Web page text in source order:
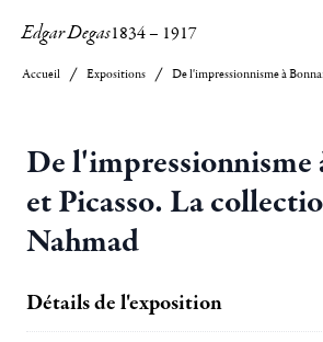
Edgar Degas1834– 1917
Accueil Expositions
De l'impressionnisme
et Picasso. La
Nahmad
Détails de l'exposition